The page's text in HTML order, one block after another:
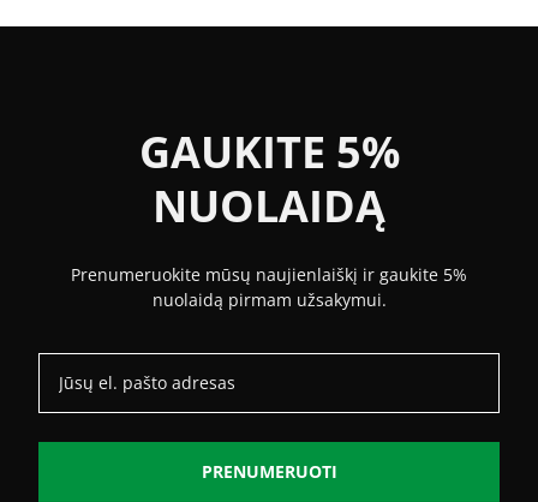
GAUKITE 5%
NUOLAIDĄ
Prenumeruokite mūsų naujienlaiškį ir gaukite 5%
nuolaidą pirmam užsakymui.
PRENUMERUOTI